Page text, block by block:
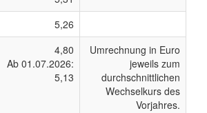
5,26
4,80
Ab 01.07.2026:
5,13
Umrechnung in Euro
jeweils zum
durchschnittlichen
Wechselkurs des
Vorjahres.